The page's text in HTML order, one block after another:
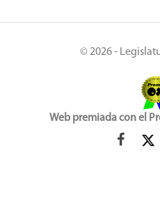
© 2026 -
Web premiada con el